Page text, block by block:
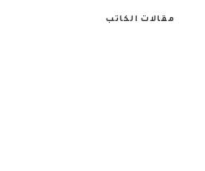
مقالات الكاتب